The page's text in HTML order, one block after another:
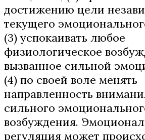
достижению цели
текущего
(3) успокаивать любое
физиологическое
вызванное сильной
(4) по своей воле менять
направленность
сильного
возбуждения.
регуляция может